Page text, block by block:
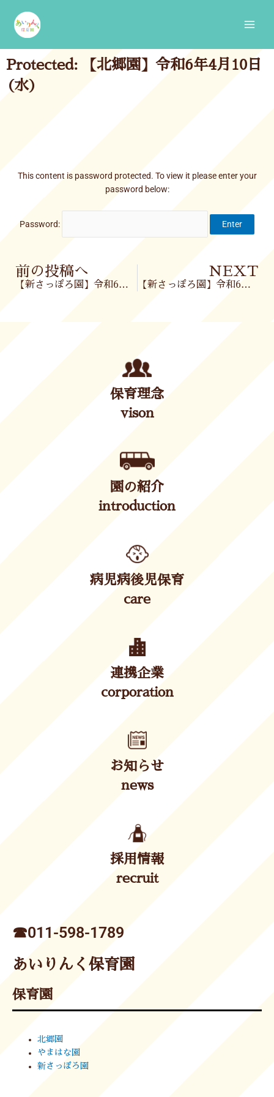
content
Protected: 【北郷園】令和6年4月10日
(水)
This content is password protected. To view it please enter your
password below:
Password:
Prev
前の投稿へ
【新さっぽろ園】令和6年4月10日(水)
NEXT
【新さっぽろ園】令和6年4月11日(木)
保育理念
vison
園の紹介
introduction
病児病後児保育
care
連携企業
corporation
お知らせ
news
採用情報
recruit
☎︎011-598-1789
あいりんく保育園
保育園
北郷園
やまはな園
新さっぽろ園